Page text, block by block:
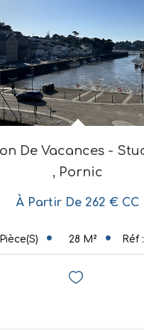
, Pornic
À Partir De 262 € CC
Pièce(s) 28 M² Réf :